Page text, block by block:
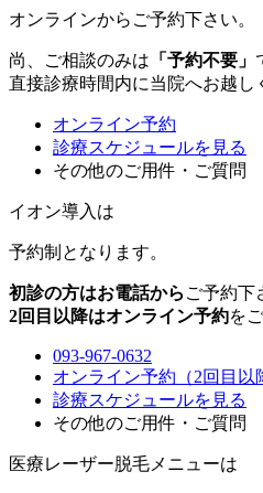
オンラインからご予約下さい。
尚、ご相談のみは 「予約不要」
直接診療時間内に当院へお越し
オンライン予約
診療スケジュールを見る
その他のご用件・ご質問
イオン導入は
予約制 となります。
初診の方はお電話から ご予約下
2回目以降はオンライン予約を
093-967-0632
オンライン予約（2回目以
診療スケジュールを見る
その他のご用件・ご質問
医療レーザー脱毛メニューは